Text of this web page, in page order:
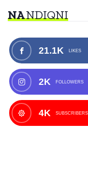
NANDIQNI
21.1K LIKES
2K FOLLOWERS
4K SUBSCRIBERS